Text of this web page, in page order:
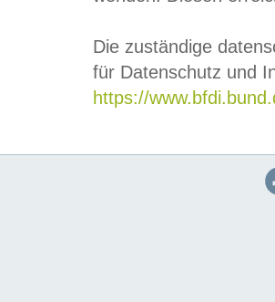
Die zuständige
für Datenschutz und
https://